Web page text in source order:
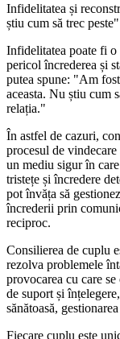
Infidelitatea și
știu cum să trec peste"
Infidelitatea poate fi o
pericol încrederea și
putea spune: "Am
aceasta. Nu știu cum
relația."
În astfel de cazuri,
procesul de
un mediu sigur în
tristețe și încredere
pot învăța să
încrederii prin
reciproc.
Consilierea de cuplu
rezolva problemele
provocarea cu care
de suport și
sănătoasă,
Fiecare cuplu este